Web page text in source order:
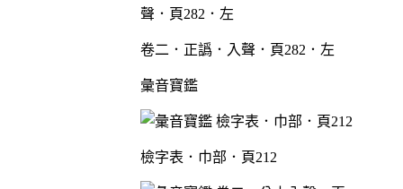
卷二．正譌．入聲．頁282．左
彙音寶鑑
檢字表．巾部．頁212